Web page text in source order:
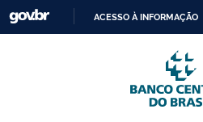
Skip to main content
PARA
O
ACESSO À INFORMAÇÃO